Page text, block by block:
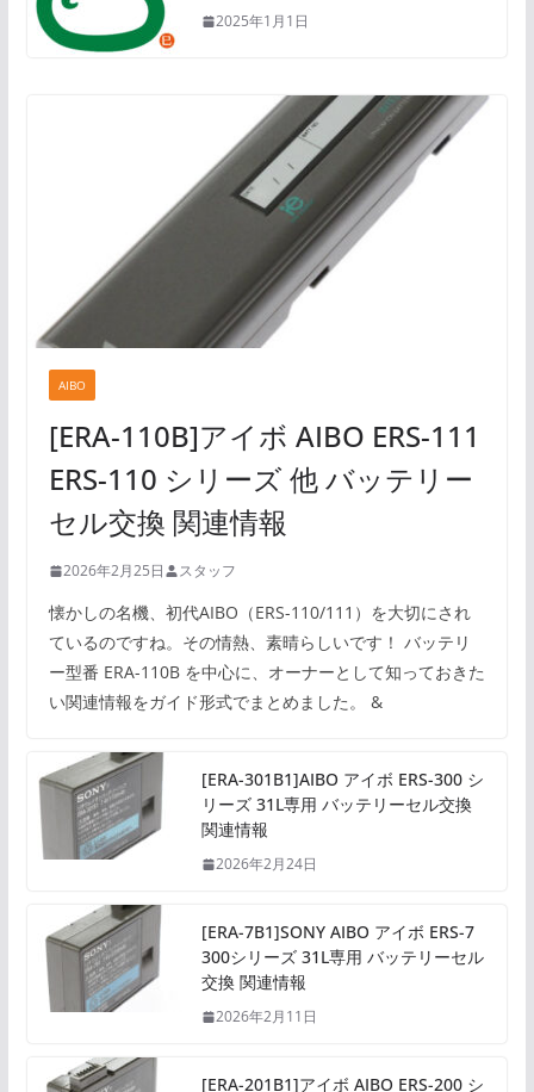
2025年1月1日
AIBO
[ERA-110B]アイボ AIBO ERS-111
ERS-110 シリーズ 他 バッテリー
セル交換 関連情報
2026年2月25日 スタッフ
懐かしの名機、初代AIBO（ERS-110/111）を大切にされ
ているのですね。その情熱、素晴らしいです！ バッテリ
ー型番 ERA-110B を中心に、オーナーとして知っておきた
い関連情報をガイド形式でまとめました。 &
[ERA-301B1]AIBO アイボ ERS-300 シ
リーズ 31L専用 バッテリーセル交換
関連情報
2026年2月24日
[ERA-7B1]SONY AIBO アイボ ERS-7
300シリーズ 31L専用 バッテリーセル
交換 関連情報
2026年2月11日
[ERA-201B1]アイボ AIBO ERS-200 シ